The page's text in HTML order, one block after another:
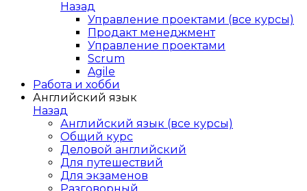
Назад
Управление проектами (все курсы)
Продакт менеджмент
Управление проектами
Scrum
Agile
Работа и хобби
Английский язык
Назад
Английский язык (все курсы)
Общий курс
Деловой английский
Для путешествий
Для экзаменов